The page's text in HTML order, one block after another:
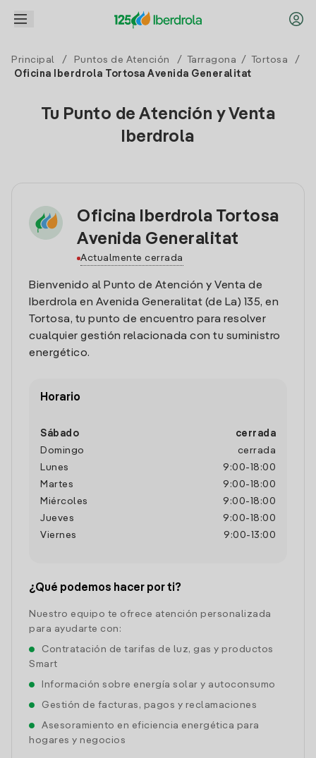
Principal / Puntos de Atención / Tarragona / Tortosa
/
Oficina Iberdrola Tortosa Avenida Generalitat
Tu Punto de Atención y Venta
Iberdrola
Oficina Iberdrola Tortosa
Avenida Generalitat
Actualmente cerrada
Bienvenido al Punto de Atención y Venta de
Iberdrola en Avenida Generalitat (de La) 135, en
Tortosa, tu punto de encuentro para resolver
cualquier gestión relacionada con tu suministro
energético.
Horario
Sábado
cerrada
Domingo
cerrada
Lunes
9:00- 18:00
Martes
9:00- 18:00
Miércoles
9:00- 18:00
Jueves
9:00- 18:00
Viernes
9:00- 13:00
¿Qué podemos hacer por ti?
Nuestro equipo te ofrece atención personalizada
para ayudarte con:
Contratación de tarifas de luz, gas y productos
Smart
Información sobre energía solar y autoconsumo
Gestión de facturas, pagos y reclamaciones
Asesoramiento en eficiencia energética para
hogares y negocios